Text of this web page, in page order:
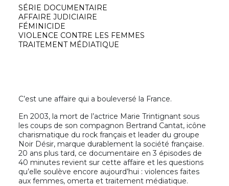
SÉRIE DOCUMENTAIRE
AFFAIRE JUDICIAIRE
FÉMINICIDE
VIOLENCE CONTRE LES FEMMES
TRAITEMENT MÉDIATIQUE
C’est une affaire qui a bouleversé la France.
En 2003, la mort de l’actrice Marie Trintignant sous
les coups de son compagnon Bertrand Cantat, icône
charismatique du rock français et leader du groupe
Noir Désir, marque durablement la société française.
20 ans plus tard, ce documentaire en 3 épisodes de
40 minutes revient sur cette affaire et les questions
qu’elle soulève encore aujourd’hui : violences faites
aux femmes, omerta et traitement médiatique.